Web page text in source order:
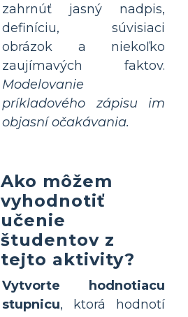
zahrnúť jasný nadpis,
definíciu, súvisiaci
obrázok a niekoľko
zaujímavých faktov.
Modelovanie
príkladového zápisu im
objasní očakávania.
Ako môžem
vyhodnotiť
učenie
študentov z
tejto aktivity?
Vytvorte hodnotiacu
stupnicu, ktorá hodnotí